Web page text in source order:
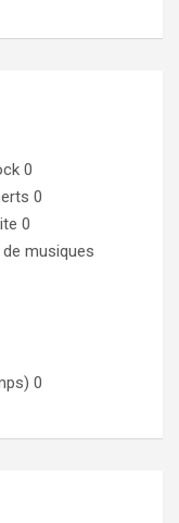
0
0
0
musiques
0